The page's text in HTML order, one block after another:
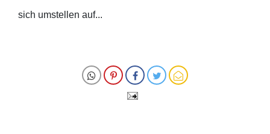
sich umstellen auf...